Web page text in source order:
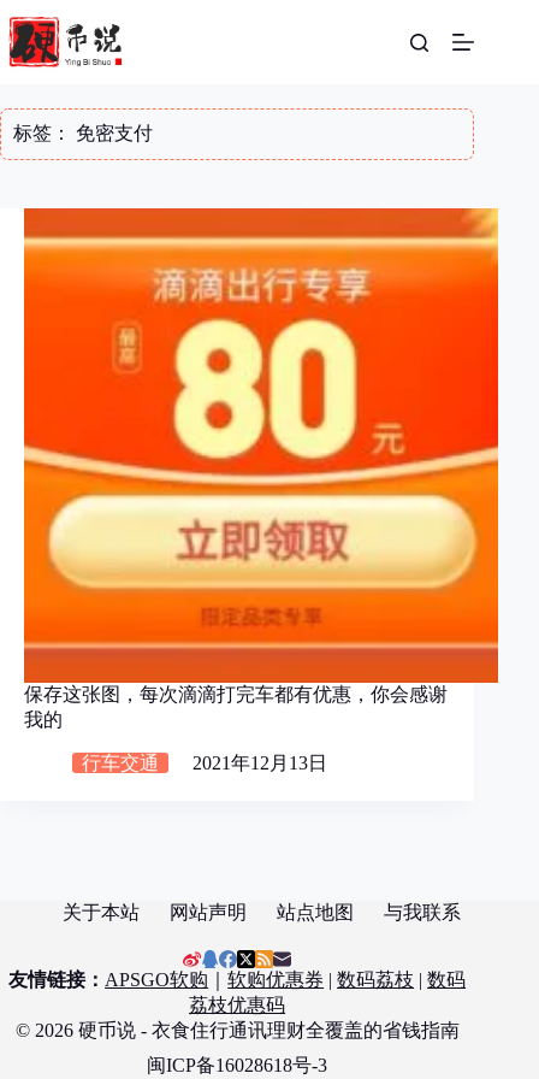
至
内
标签： 免密支付
保存这张图，每次滴滴打完车都有优惠，你会感谢
我的
行车交通 2021年12月13日
关于本站 网站声明 站点地图 与我联系
友情链接： APSGO软购 ｜软购优惠券 |数码荔枝 |数码
荔枝优惠码
© 2026 硬币说 - 衣食住行通讯理财全覆盖的省钱指南
闽ICP备16028618号-3